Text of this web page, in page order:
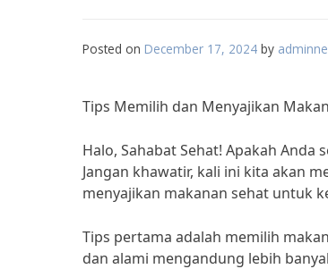
Posted on December 17, 2024 by
Tips Memilih dan Menyajikan
Halo, Sahabat Sehat! Apakah
Jangan khawatir, kali ini kita akan
menyajikan makanan sehat untuk
Tips pertama adalah memilih
dan alami mengandung lebih